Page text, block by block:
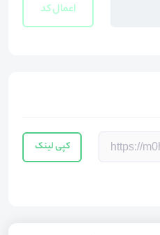
کپی لینک
اعمال کد